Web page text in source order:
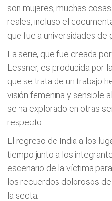
son mujeres, muchas
reales, incluso el
que fue a universidades de
La serie, que fue creada
Lessner, es producida por
que se trata de un trabajo
visión femenina y sensible
se ha explorado en otras
respecto.
El regreso de India a los
tiempo junto a los
escenario de la víctima
los recuerdos dolorosos
la secta.